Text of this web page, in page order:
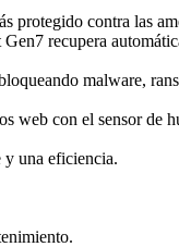
protegido contra las
recupera
malware,
web con el sensor de
y una eficiencia.